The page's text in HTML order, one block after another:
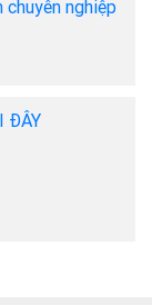
chuyên nghiệp
ĐÂY